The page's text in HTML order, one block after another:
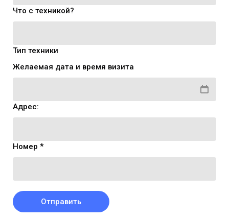
Что с техникой?
Тип техники
Желаемая дата и время визита
Адрес:
Номер *
Отправить